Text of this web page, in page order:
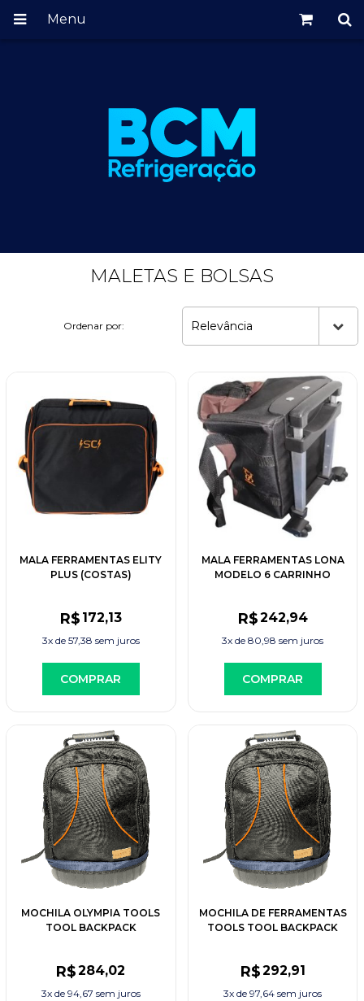
Menu
MALETAS E BOLSAS
Ordenar por: Relevância
MALA FERRAMENTAS ELITY
PLUS (COSTAS)
R$ 172,13
3x de 57,38 sem juros
COMPRAR
MALA FERRAMENTAS LONA
MODELO 6 CARRINHO
R$242,94
3x de80,98 sem juros
COMPRAR
MOCHILA OLYMPIA TOOLS
TOOL BACKPACK
R$284,02
3x de 94,67 sem juros
MOCHILA DE FERRAMENTAS
TOOLS TOOL BACKPACK
R$292,91
3x de97,64 sem juros